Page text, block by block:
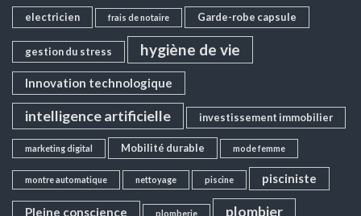
electricien frais de notaire Garde-robe capsule
gestion du stress hygiène de vie
Innovation technologique
intelligence artificielle investissement immobilier
marketing digital Mobilité durable mode femme
montre automatique nettoyage piscine pisciniste
Pleine conscience plomberie plombier